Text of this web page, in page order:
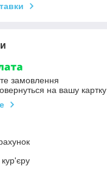
замовлення
на вашу картку